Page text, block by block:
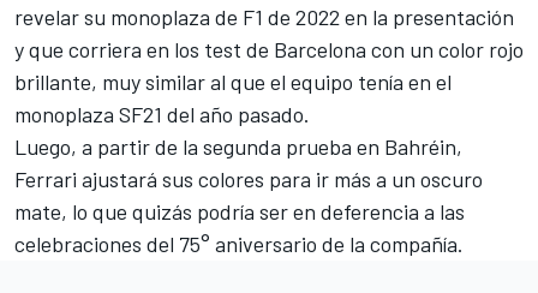
revelar su monoplaza de F1 de 2022 en la presentación
y que corriera en los test de Barcelona con un color rojo
brillante, muy similar al que el equipo tenía en el
monoplaza SF21 del año pasado.
Luego, a partir de la segunda prueba en Bahréin,
Ferrari ajustará sus colores para ir más a un oscuro
mate, lo que quizás podría ser en deferencia a las
celebraciones del 75° aniversario de la compañía.